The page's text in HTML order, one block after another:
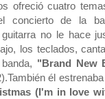
ofreció cuatro
concierto de la
no le hace
los teclados,
"Brand New
él
(I'm in love